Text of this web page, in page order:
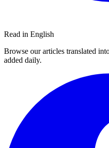
Read in English
Browse our articles translated
added daily.